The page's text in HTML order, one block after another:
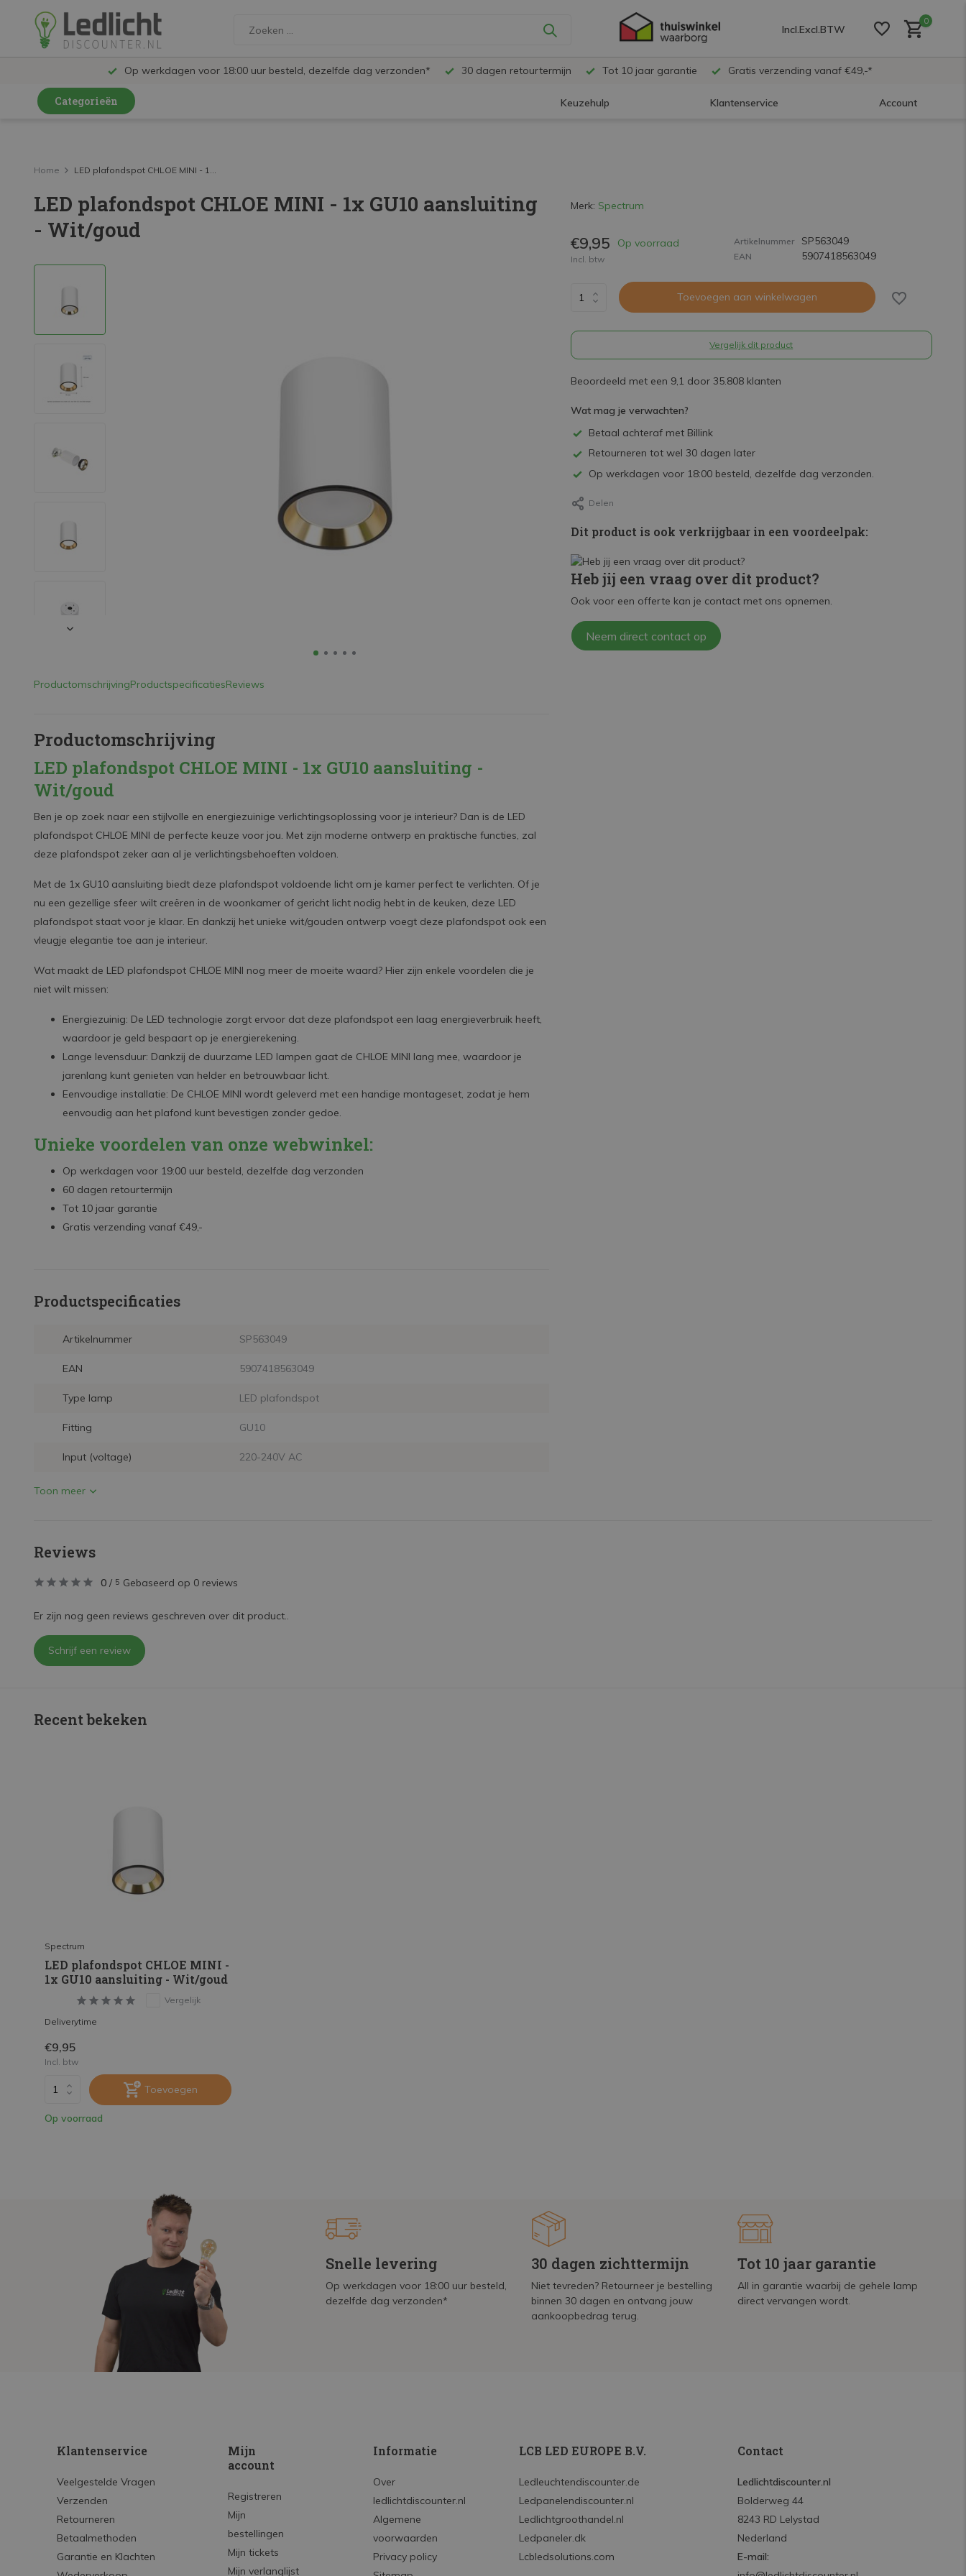
Incl.Excl.BTW
0
Op werkdagen voor 18:00 uur besteld, dezelfde dag verzonden* 30 dagen retourtermijn Tot 10 jaar garantie Gratis verzending vanaf €49,-*
Categorieën Keuzehulp Klantenservice Account
LED Railspots
LED Panelen
LED TL
LED Buitenverlichting
Mega Sale
Home LED plafondspot CHLOE MINI - 1...
LED plafondspot CHLOE MINI - 1x GU10 aansluiting
- Wit/goud
ProductomschrijvingProductspecificatiesReviews
Productomschrijving
LED plafondspot CHLOE MINI - 1x GU10 aansluiting -
Wit/goud
Ben je op zoek naar een stijlvolle en energiezuinige verlichtingsoplossing voor je interieur? Dan is de LED
plafondspot CHLOE MINI de perfecte keuze voor jou. Met zijn moderne ontwerp en praktische functies, zal
deze plafondspot zeker aan al je verlichtingsbehoeften voldoen.
Met de 1x GU10 aansluiting biedt deze plafondspot voldoende licht om je kamer perfect te verlichten. Of je
nu een gezellige sfeer wilt creëren in de woonkamer of gericht licht nodig hebt in de keuken, deze LED
plafondspot staat voor je klaar. En dankzij het unieke wit/gouden ontwerp voegt deze plafondspot ook een
vleugje elegantie toe aan je interieur.
Wat maakt de LED plafondspot CHLOE MINI nog meer de moeite waard? Hier zijn enkele voordelen die je
niet wilt missen:
Energiezuinig: De LED technologie zorgt ervoor dat deze plafondspot een laag energieverbruik heeft,
waardoor je geld bespaart op je energierekening.
Lange levensduur: Dankzij de duurzame LED lampen gaat de CHLOE MINI lang mee, waardoor je
jarenlang kunt genieten van helder en betrouwbaar licht.
Eenvoudige installatie: De CHLOE MINI wordt geleverd met een handige montageset, zodat je hem
eenvoudig aan het plafond kunt bevestigen zonder gedoe.
Unieke voordelen van onze webwinkel:
Op werkdagen voor 19:00 uur besteld, dezelfde dag verzonden
60 dagen retourtermijn
Tot 10 jaar garantie
Gratis verzending vanaf €49,-
Productspecificaties
Artikelnummer SP563049
EAN 5907418563049
Type lamp LED plafondspot
Fitting GU10
Input (voltage) 220-240V AC
Toon meer
Merk: Spectrum
€9,95 Op voorraad
Incl. btw
Artikelnummer SP563049
EAN 5907418563049
Toevoegen aan winkelwagen
Vergelijk dit product
Beoordeeld met een 9,1 door 35.808 klanten
Wat mag je verwachten?
Betaal achteraf met Billink
Retourneren tot wel 30 dagen later
Op werkdagen voor 18:00 besteld, dezelfde dag verzonden.
Delen
Dit product is ook verkrijgbaar in een voordeelpak:
Heb jij een vraag over dit product?
Ook voor een offerte kan je contact met ons opnemen.
Neem direct contact op
Reviews
0 / 5 Gebaseerd op 0 reviews
Er zijn nog geen reviews geschreven over dit product..
Schrijf een review
Recent bekeken
Spectrum
LED plafondspot CHLOE MINI -
1x GU10 aansluiting - Wit/goud
Vergelijk
Deliverytime
€9,95
Incl. btw
Toevoegen
Op voorraad
Snelle levering
Op werkdagen voor 18:00 uur besteld,
dezelfde dag verzonden*
30 dagen zichttermijn
Niet tevreden? Retourneer je bestelling
binnen 30 dagen en ontvang jouw
aankoopbedrag terug.
Tot 10 jaar garantie
All in garantie waarbij de gehele lamp
direct vervangen wordt.
Klantenservice
Veelgestelde Vragen
Verzenden
Retourneren
Betaalmethoden
Garantie en Klachten
Mijn
account
Registreren
Mijn
bestellingen
Mijn tickets
Mijn verlanglijst
Informatie
Over
ledlichtdiscounter.nl
Algemene
voorwaarden
Privacy policy
LCB LED EUROPE B.V.
Ledleuchtendiscounter.de
Ledpanelendiscounter.nl
Ledlichtgroothandel.nl
Ledpaneler.dk
Lcbledsolutions.com
Contact
Ledlichtdiscounter.nl
Bolderweg 44
8243 RD Lelystad
Nederland
E-mail: